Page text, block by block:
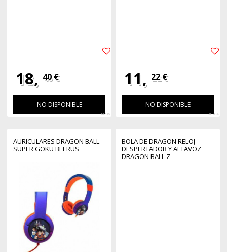
18, 40 €
NO DISPONIBLE
34206
11, 22 €
NO DISPONIBLE
40704
AURICULARES DRAGON BALL
SUPER GOKU BEERUS
BOLA DE DRAGON RELOJ
DESPERTADOR Y ALTAVOZ
DRAGON BALL Z